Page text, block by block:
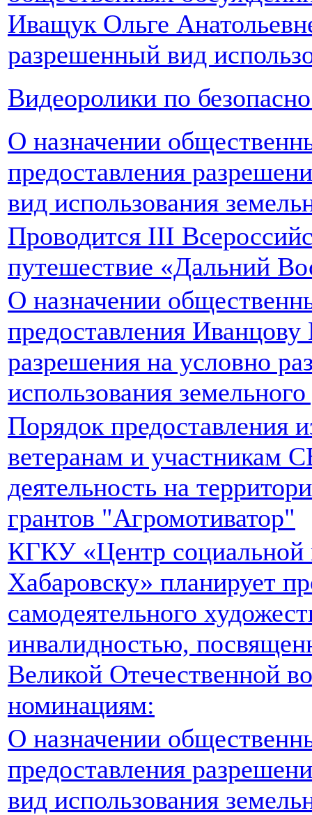
Иващук Ольге
разрешенный вид
Видеоролики по
О назначении
предоставления
вид использования
Проводится III
путешествие «Дальний
О назначении
предоставления
разрешения на условно
использования земельного
Порядок предоставления
ветеранам и
деятельность на
грантов "Агромотиватор"
КГКУ «Центр социальной
Хабаровску» планирует
самодеятельного
инвалидностью,
Великой Отечественной
номинациям:
О назначении
предоставления
вид использования